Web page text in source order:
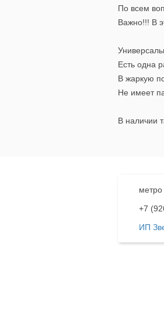
По всем
Важно!!! В
Есть одна
В жаркую
Не имеет
В наличии
метро
+7
ИП